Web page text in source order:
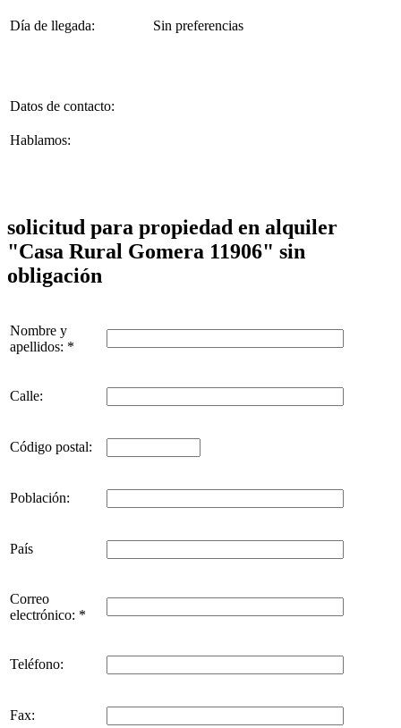
Día de llegada: Sin preferencias
Datos de contacto:
Hablamos:
solicitud para propiedad en alquiler
"Casa Rural Gomera 11906" sin
obligación
Nombre y
apellidos: *
Calle:
Código postal:
Población:
País
Correo
electrónico: *
Teléfono:
Fax: